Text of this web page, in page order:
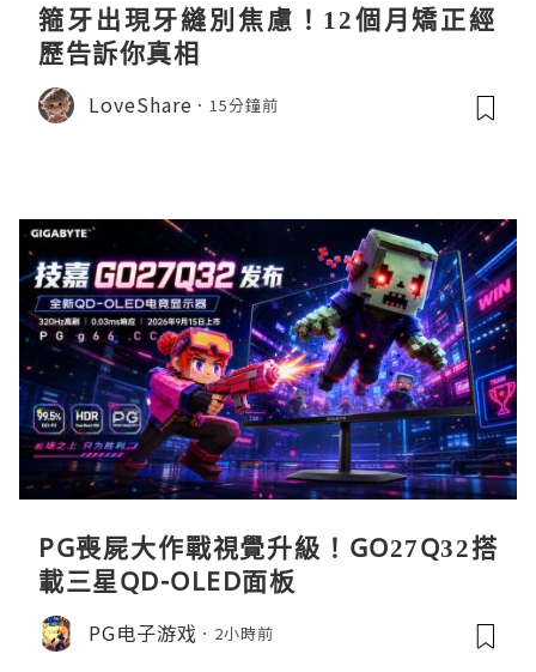
箍牙出現牙縫別焦慮！12個月矯正經
歷告訴你真相
LoveShare 15分鐘前
PG喪屍大作戰視覺升級！GO27Q32搭
載三星QD-OLED面板
PG电子游戏 2小時前